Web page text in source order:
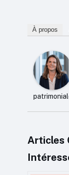
À propos
Articles